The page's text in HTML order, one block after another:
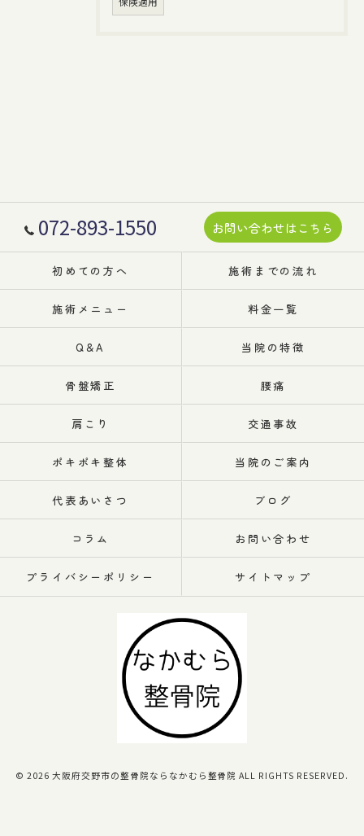
072-893-1550 お問い合わせはこちら
初めての方へ 施術までの流れ
施術メニュー 料金一覧
Q&A 当院の特徴
骨盤矯正 腰痛
肩こり 交通事故
ポキポキ整体 当院のご案内
代表あいさつ ブログ
コラム お問い合わせ
プライバシーポリシー サイトマップ
© 2026 大阪府交野市の整骨院ならなかむら整骨院 ALL RIGHTS RESERVED.